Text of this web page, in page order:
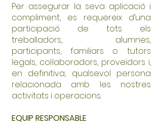
Per assegurar la seva aplicació i
compliment, es requereix d’una
participació de tots els
treballadors, alumnes,
participants, familiars o tutors
legals, col·laboradors, proveïdors i,
en definitiva, qualsevol persona
relacionada amb les nostres
activitats i operacions.
EQUIP RESPONSABLE